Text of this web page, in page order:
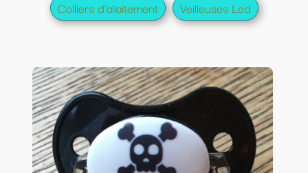
Colliers d'allaitement
Veilleuses Led